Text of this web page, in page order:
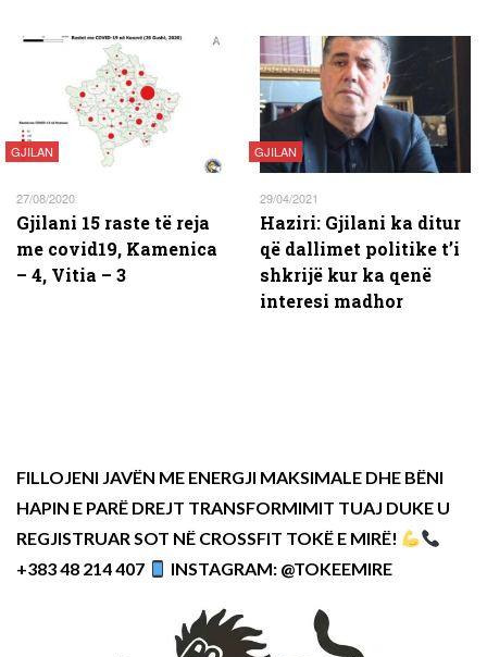
GJILAN
27/08/2020
Gjilani 15 raste të reja
me covid19, Kamenica
– 4, Vitia – 3
GJILAN
29/04/2021
Haziri: Gjilani ka ditur
që dallimet politike t’i
shkrijë kur ka qenë
interesi madhor
FILLOJENI JAVËN ME ENERGJI MAKSIMALE DHE BËNI
HAPIN E PARË DREJT TRANSFORMIMIT TUAJ DUKE U
REGJISTRUAR SOT NË CROSSFIT TOKË E MIRË!
+383 48 214 407
INSTAGRAM: @TOKEEMIRE